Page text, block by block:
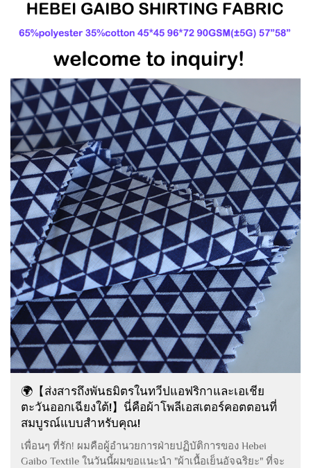
🌍【ส่งสารถึงพันธมิตรในทวีปแอฟริกาและเอเชีย
ตะวันออกเฉียงใต้!】นี่คือผ้าโพลีเอสเตอร์คอตตอนที่
สมบูรณ์แบบสำหรับคุณ!
เพื่อนๆ ที่รัก! ผมคือผู้อำนวยการฝ่ายปฏิบัติการของ Hebei
Gaibo Textile ในวันนี้ผมขอแนะนำ "ผ้าเนื้อเย็นอัจฉริยะ" ที่จะ